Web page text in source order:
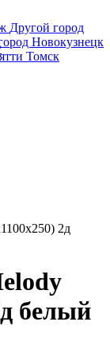
Другой город
Новокузнецк
Томск
2д
белый